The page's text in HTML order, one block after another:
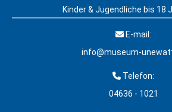
Kinder & Jugendliche bis 18
E-mail:
info@museum-
Telefon:
04636 - 1021